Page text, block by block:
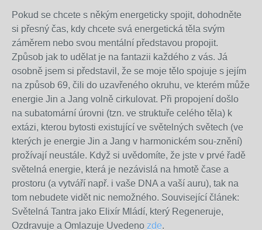
Pokud se chcete s někým energeticky spojit, dohodněte
si přesný čas, kdy chcete svá energetická těla svým
záměrem nebo svou mentální představou propojit.
Způsob jak to udělat je na fantazii každého z vás. Já
osobně jsem si představil, že se moje tělo spojuje s jejím
na způsob 69, čili do uzavřeného okruhu, ve kterém může
energie Jin a Jang volně cirkulovat. Při propojení došlo
na subatomární úrovni (tzn. ve struktuře celého těla) k
extázi, kterou bytosti existující ve světelných světech (ve
kterých je energie Jin a Jang v harmonickém sou-znění)
prožívají neustále. Když si uvědomíte, že jste v prvé řadě
světelná energie, která je nezávislá na hmotě čase a
prostoru (a vytváří např. i vaše DNA a vaší auru), tak na
tom nebudete vidět nic nemožného. Související článek:
Světelná Tantra jako Elixír Mládí, který Regeneruje,
Ozdravuje a Omlazuje Uvedeno zde.